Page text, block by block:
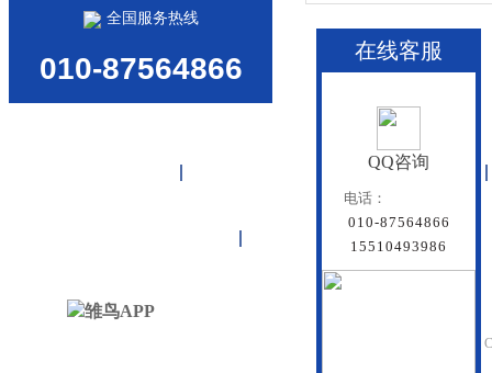
全国服务热线
010-87564866
联塑管道
Beijing Doredsun Pipeline
在线客服
QQ咨询
电话：
010-87564866
15510493986